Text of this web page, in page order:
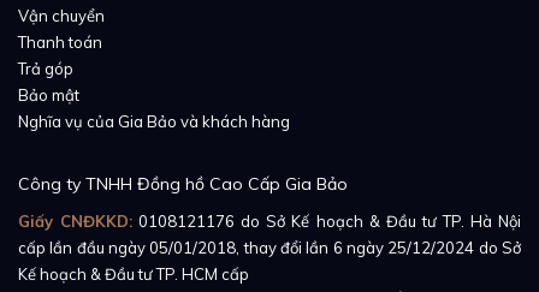
định với tần suất 28,800 vph và mức dự trữ năng
lượng là 55 giờ đồng hồ.
Vận chuyển
Thanh toán
Trả góp
Bảo mật
Nghĩa vụ của Gia Bảo và khách hàng
Công ty TNHH Đồng hồ Cao Cấp Gia Bảo
Giấy CNĐKKD: 0108121176 do Sở Kế hoạch & Đầu tư TP. Hà Nội
cấp lần đầu ngày 05/01/2018, thay đổi lần 6 ngày 25/12/2024 do Sở
Kế hoạch & Đầu tư TP. HCM cấp